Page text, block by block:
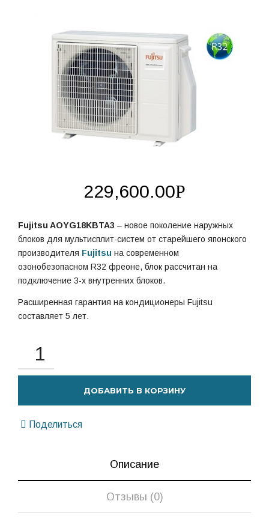
229,600.00Р
Fujitsu AOYG18KBTA3 – новое поколение наружных
блоков для мультисплит-систем от старейшего японского
производителя Fujitsu на современном
озонобезопасном R32 фреоне, блок рассчитан на
подключение 3-х внутренних блоков.
Расширенная гарантия на кондиционеры Fujitsu
составляет 5 лет.
ДОБАВИТЬ В КОРЗИНУ
Поделиться
Описание
Отзывы (0)